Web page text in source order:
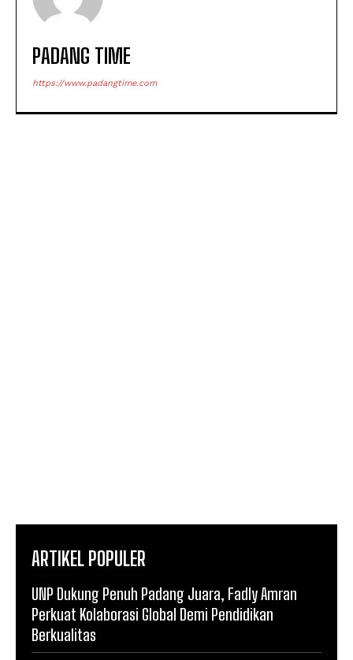
PADANG TIME
https://www.padangtime.com
ARTIKEL POPULER
UNP Dukung Penuh Padang Juara, Fadly Amran
Perkuat Kolaborasi Global Demi Pendidikan
Berkualitas